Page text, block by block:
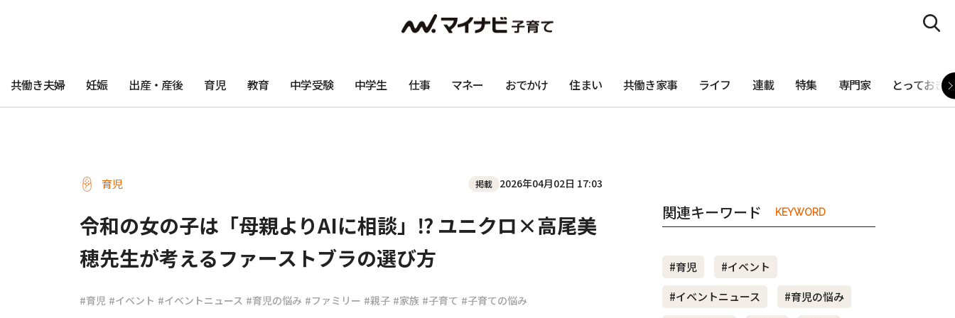
共働き夫婦 妊娠 出産・産後 育児 教育 中学受験 中学生 仕事 マネー おでかけ 住まい 共働き家事 ライフ 連載 特集 専門家 とっておき
育児 掲載 2026年04月02日 17:03
令和の女の子は「母親よりAIに相談」⁉ ユニクロ×高尾美
穂先生が考えるファーストブラの選び方
#育児 #イベント #イベントニュース #育児の悩み #ファミリー #親子 #家族 #子育て #子育ての悩み
関連キーワード KEYWORD
#育児
#イベント
#イベントニュース
#育児の悩み